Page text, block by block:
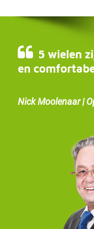
5 wielen
en
Nick Moolenaar |